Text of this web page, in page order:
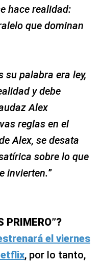
hace realidad:
que dominan
su palabra era ley,
y debe
Alex
reglas en el
Alex, se desata
sobre lo que
invierten.”
PRIMERO”?
el viernes
, por lo tanto,